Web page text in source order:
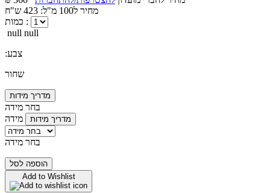
מחיר ל100 מ"ל: 423 ש"ח
כמות :
null null
:צבע
שחור
מדריך מידות
בחר מידה
מידה
מדריך מידות
בחר מידה
הוספה לסל
Add to Wishlist